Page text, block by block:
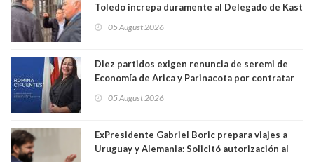
Toledo increpa duramente al Delegado de Kast
delegado nuevamente arrancando"
05 August 2026
Diez partidos exigen renuncia de seremi de
Economía de Arica y Parinacota por contratar
una militante de RN, detenida con 47 kilos de
05 August 2026
ExPresidente Gabriel Boric prepara viajes a
Uruguay y Alemania: Solicitó autorización al